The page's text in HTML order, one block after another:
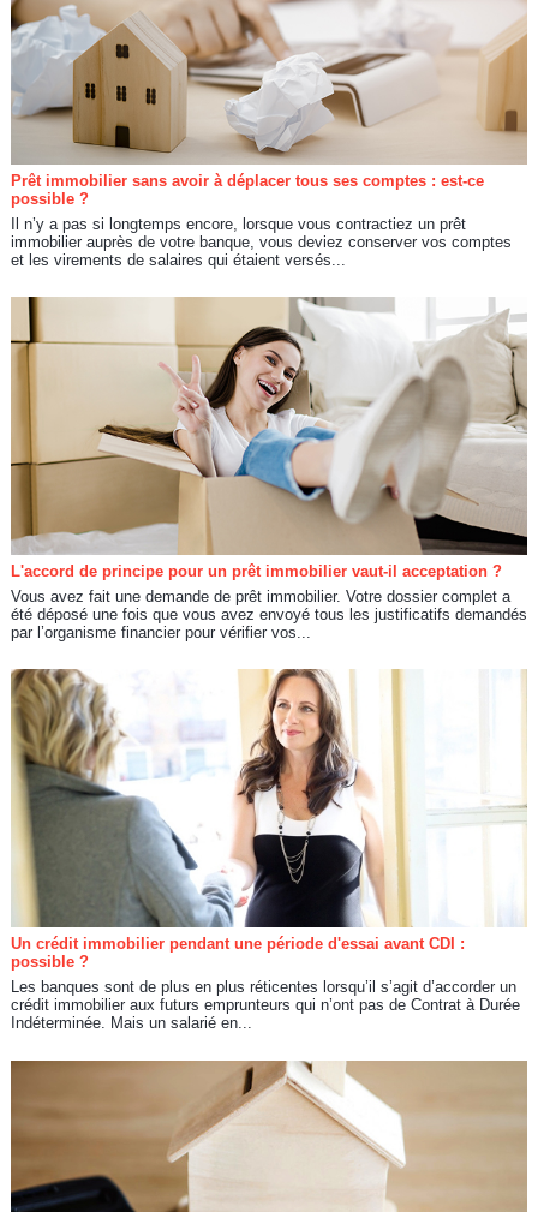
Prêt immobilier sans avoir à déplacer tous ses comptes : est-ce
possible ?
Il n’y a pas si longtemps encore, lorsque vous contractiez un prêt
immobilier auprès de votre banque, vous deviez conserver vos comptes
et les virements de salaires qui étaient versés...
L'accord de principe pour un prêt immobilier vaut-il acceptation ?
Vous avez fait une demande de prêt immobilier. Votre dossier complet a
été déposé une fois que vous avez envoyé tous les justificatifs demandés
par l’organisme financier pour vérifier vos...
Un crédit immobilier pendant une période d'essai avant CDI :
possible ?
Les banques sont de plus en plus réticentes lorsqu’il s’agit d’accorder un
crédit immobilier aux futurs emprunteurs qui n’ont pas de Contrat à Durée
Indéterminée. Mais un salarié en...